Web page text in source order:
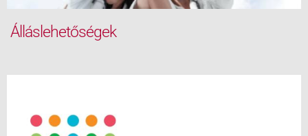
Álláslehetőségek